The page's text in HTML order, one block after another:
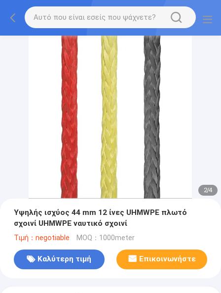
2/4
Υψηλής ισχύος 44 mm 12 ίνες UHMWPE πλωτό
σχοινί UHMWPE ναυτικό σχοινί
Τιμή：negotiable MOQ：1000meter
Καλύτερη τιμή Επικοινωνήστε